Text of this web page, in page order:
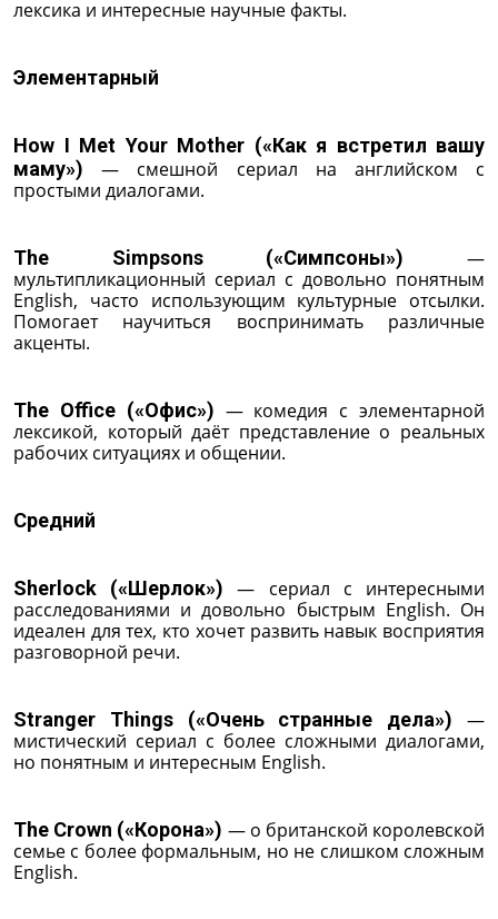
лексика и интересные научные факты.
Элементарный
How I Met Your Mother («Как я встретил вашу
маму») — смешной сериал на английском с
простыми диалогами.
The Simpsons («Симпсоны») —
мультипликационный сериал с довольно понятным
English, часто использующим культурные отсылки.
Помогает научиться воспринимать различные
акценты.
The Office («Офис») — комедия с элементарной
лексикой, который даёт представление о реальных
рабочих ситуациях и общении.
Средний
Sherlock («Шерлок») — сериал с интересными
расследованиями и довольно быстрым English. Он
идеален для тех, кто хочет развить навык восприятия
разговорной речи.
Stranger Things («Очень странные дела») —
мистический сериал с более сложными диалогами,
но понятным и интересным English.
The Crown («Корона») — о британской королевской
семье с более формальным, но не слишком сложным
English.